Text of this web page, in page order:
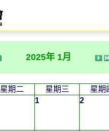
2025年 1月
星期二 星期三
星期
1
2